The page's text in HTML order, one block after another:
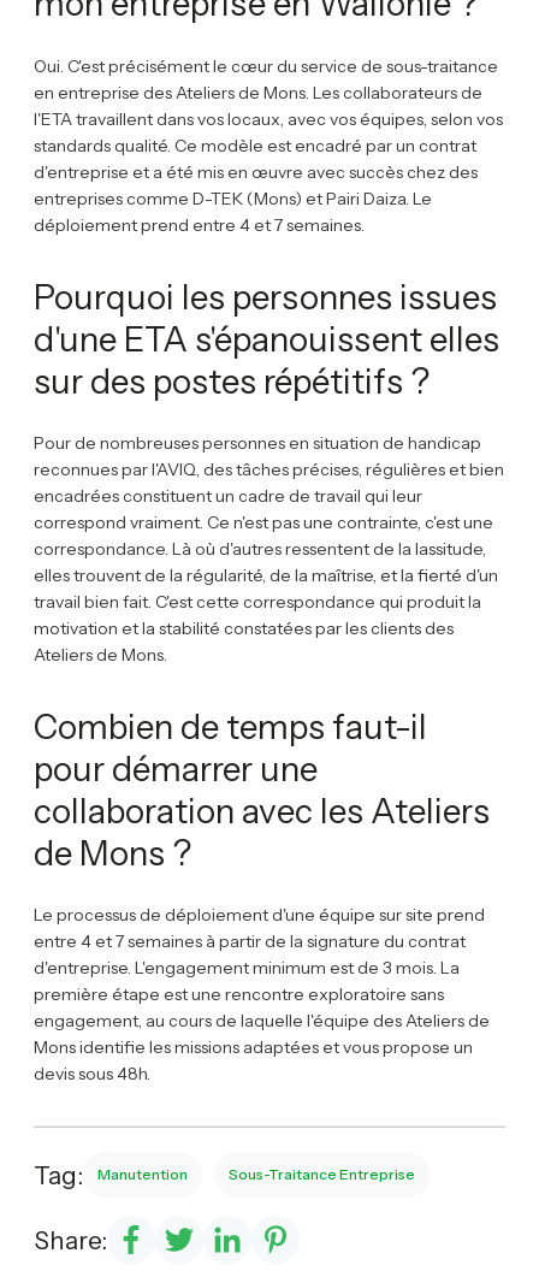
Oui. C'est précisément le cœur du service de sous-traitance
en entreprise des Ateliers de Mons. Les collaborateurs de
l'ETA travaillent dans vos locaux, avec vos équipes, selon vos
standards qualité. Ce modèle est encadré par un contrat
d'entreprise et a été mis en œuvre avec succès chez des
entreprises comme D-TEK (Mons) et Pairi Daiza. Le
déploiement prend entre 4 et 7 semaines.
Pourquoi les personnes issues
d'une ETA s'épanouissent elles
sur des postes répétitifs ?
Pour de nombreuses personnes en situation de handicap
reconnues par l'AVIQ, des tâches précises, régulières et bien
encadrées constituent un cadre de travail qui leur
correspond vraiment. Ce n'est pas une contrainte, c'est une
correspondance. Là où d'autres ressentent de la lassitude,
elles trouvent de la régularité, de la maîtrise, et la fierté d'un
travail bien fait. C'est cette correspondance qui produit la
motivation et la stabilité constatées par les clients des
Ateliers de Mons.
Combien de temps faut-il
pour démarrer une
collaboration avec les Ateliers
de Mons ?
Le processus de déploiement d'une équipe sur site prend
entre 4 et 7 semaines à partir de la signature du contrat
d'entreprise. L'engagement minimum est de 3 mois. La
première étape est une rencontre exploratoire sans
engagement, au cours de laquelle l'équipe des Ateliers de
Mons identifie les missions adaptées et vous propose un
devis sous 48h.
Tag: Manutention Sous-Traitance Entreprise
Share: